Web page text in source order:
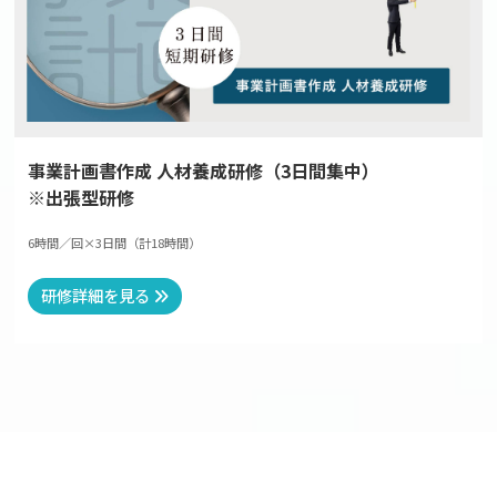
事業計画書作成 人材養成研修（3日間集中）
※出張型研修
6時間／回×3日間（計18時間）
研修詳細を見る